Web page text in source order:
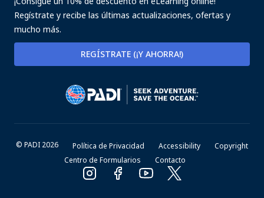
Regístrate y recibe las últimas actualizaciones, ofertas y
mucho más.
REGÍSTRATE (¡Y AHORRA!)
© PADI 2026 Política de Privacidad Accessibility
Copyright
Centro de Formularios
Contacto